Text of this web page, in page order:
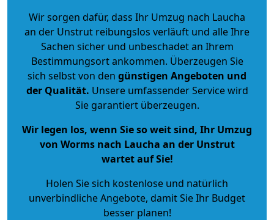
Wir sorgen dafür, dass Ihr Umzug nach Laucha
an der Unstrut reibungslos verläuft und alle Ihre
Sachen sicher und unbeschadet an Ihrem
Bestimmungsort ankommen. Überzeugen Sie
sich selbst von den günstigen Angeboten und
der Qualität. Unsere umfassender Service wird
Sie garantiert überzeugen.
Wir legen los, wenn Sie so weit sind, Ihr Umzug
von Worms nach Laucha an der Unstrut
wartet auf Sie!
Holen Sie sich kostenlose und natürlich
unverbindliche Angebote, damit Sie Ihr Budget
besser planen!